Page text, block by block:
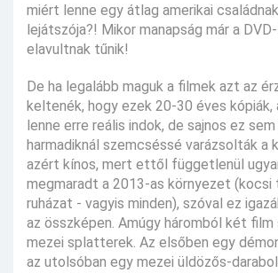
miért lenne egy átlag amerikai
lejátszója?! Mikor manapság már a
elavultnak tűnik!
De ha legalább maguk a filmek azt az
keltenék, hogy ezek 20-30 éves kópiák,
lenne erre reális indok, de sajnos ez
harmadiknál szemcséssé varázsolták a
azért kínos, mert ettől függetlenül
megmaradt a 2013-as környezet (kocsi
ruházat - vagyis minden), szóval ez
az összképen. Amúgy háromból két film
mezei splatterek. Az elsőben egy
az utolsóban egy mezei üldözős-